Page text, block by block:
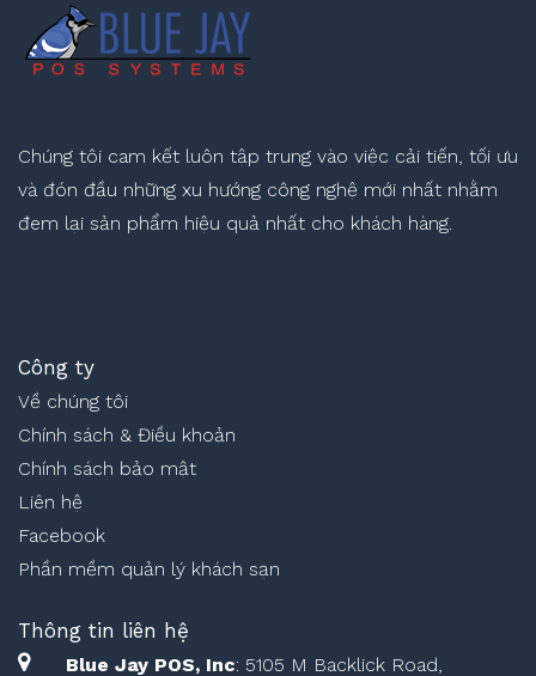
Chúng tôi cam kết luôn tập trung vào việc cải tiến, tối ưu
và đón đầu những xu hướng công nghệ mới nhất nhằm
đem lại sản phẩm hiệu quả nhất cho khách hàng.
Công ty
Về chúng tôi
Chính sách & Điều khoản
Chính sách bảo mật
Liên hệ
Facebook
Phần mềm quản lý khách sạn
Thông tin liên hệ
Blue Jay POS, Inc: 5105 M Backlick Road,